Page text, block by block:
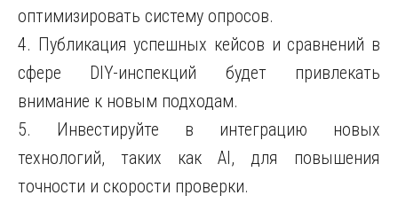
оптимизировать систему опросов.
4. Публикация успешных кейсов и сравнений в
сфере DIY-инспекций будет привлекать
внимание к новым подходам.
5. Инвестируйте в интеграцию новых
технологий, таких как AI, для повышения
точности и скорости проверки.